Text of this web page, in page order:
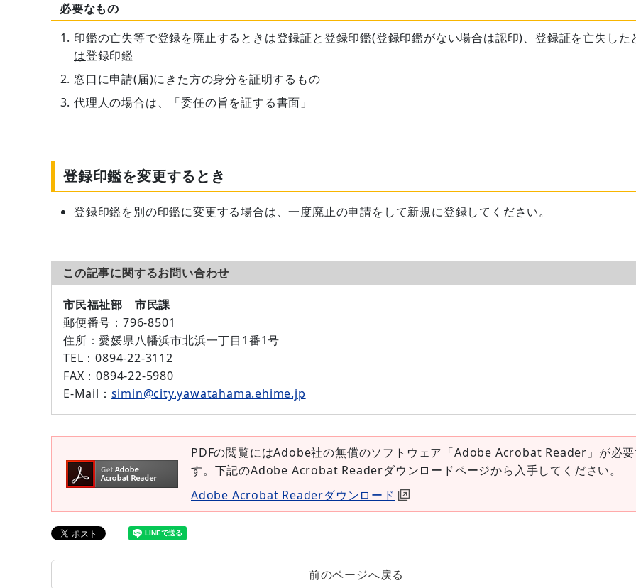
必要なもの
印鑑の亡失等で登録を廃止するときは登録証と登録印鑑(登録印鑑がない場合は認印)、登録証を亡失した
は登録印鑑
窓口に申請(届)にきた方の身分を証明するもの
代理人の場合は、「委任の旨を証する書面」
登録印鑑を変更するとき
登録印鑑を別の印鑑に変更する場合は、一度廃止の申請をして新規に登録してください。
この記事に関するお問い合わせ
市民福祉部 市民課
郵便番号： 796-8501
住所：愛媛県八幡浜市北浜一丁目1番1号
TEL：0894-22-3112
FAX：0894-22-5980
E-Mail： simin@city.yawatahama.ehime.jp
PDFの閲覧にはAdobe社の無償のソフトウェア「Adobe Acrobat Reader」が必
す。下記のAdobe Acrobat Readerダウンロードページから入手してください。
Adobe Acrobat Readerダウンロード
前のページへ戻る